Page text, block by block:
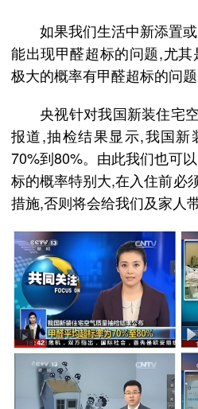
如果我们生活中新添置
能出现甲醛超标的问题,尤
极大的概率有甲醛超标的问题
央视针对我国新装住宅
报道,抽检结果显示,我国新
70%到80%。由此我们也可
标的概率特别大,在入住前必
措施,否则将会给我们及家人